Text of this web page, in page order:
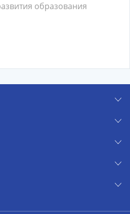
образования